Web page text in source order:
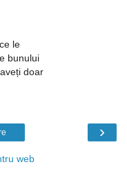
le
bunului
doar
›
web